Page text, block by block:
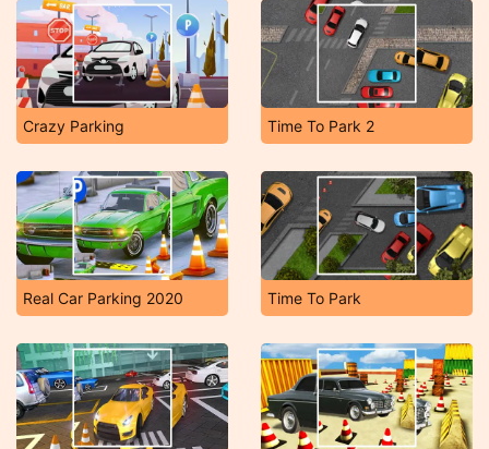
Crazy Parking Time To Park 2
Real Car Parking 2020 Time To Park